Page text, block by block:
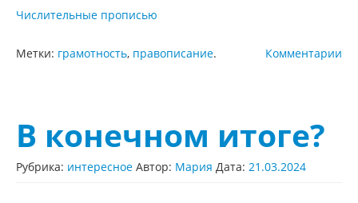
Числительные прописью
Комментарии
Метки: грамотность, правописание.
В конечном итоге?
Рубрика: интересное Автор: Мария Дата: 21.03.2024